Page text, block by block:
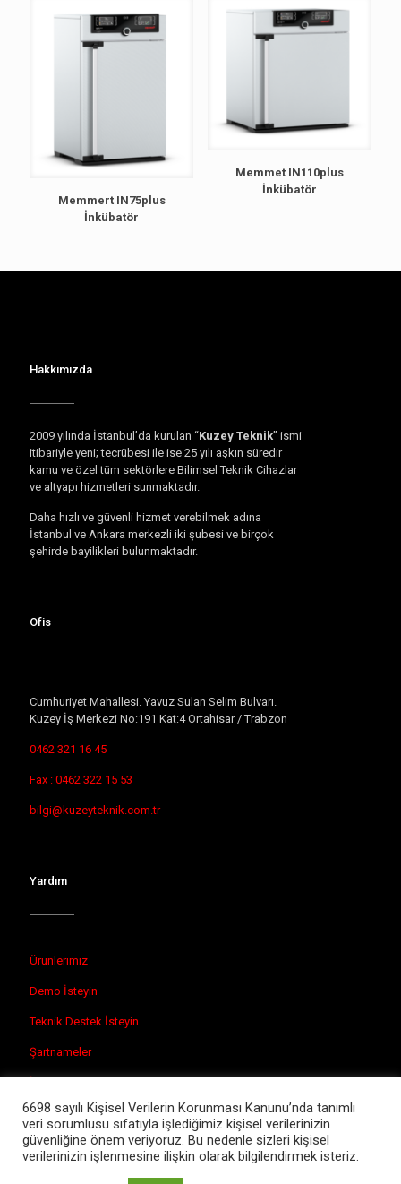
Memmert IN75plus
İnkübatör
Memmet IN110plus
İnkübatör
Hakkımızda
2009 yılında İstanbul’da kurulan “Kuzey Teknik” ismi
itibariyle yeni; tecrübesi ile ise 25 yılı aşkın süredir
kamu ve özel tüm sektörlere Bilimsel Teknik Cihazlar
ve altyapı hizmetleri sunmaktadır.
Daha hızlı ve güvenli hizmet verebilmek adına
İstanbul ve Ankara merkezli iki şubesi ve birçok
şehirde bayilikleri bulunmaktadır.
Ofis
Cumhuriyet Mahallesi. Yavuz Sulan Selim Bulvarı.
Kuzey İş Merkezi No:191 Kat:4 Ortahisar / Trabzon
0462 321 16 45
Fax : 0462 322 15 53
bilgi@kuzeyteknik.com.tr
Yardım
Ürünlerimiz
Demo İsteyin
Teknik Destek İsteyin
Şartnameler
İletişim
© 2026 Kuzey Teknik Laboratuvar Cihazları.
6698 sayılı Kişisel Verilerin Korunması Kanunu’nda tanımlı
veri sorumlusu sıfatıyla işlediğimiz kişisel verilerinizin
güvenliğine önem veriyoruz. Bu nedenle sizleri kişisel
verilerinizin işlenmesine ilişkin olarak bilgilendirmek isteriz.